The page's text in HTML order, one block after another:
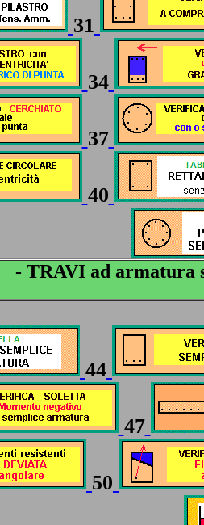
31
34
37
40
- TRAVI ad armatura
44
47
50